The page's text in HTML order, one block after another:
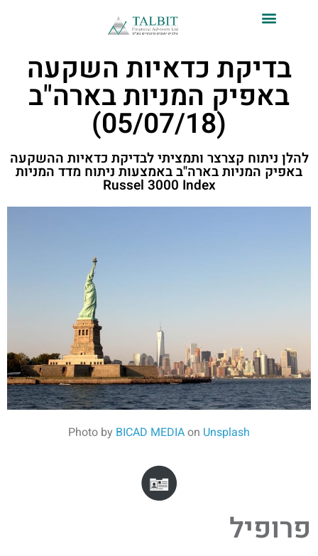
בדיקת כדאיות השקעה
באפיק המניות בארה"ב
(05/07/18)​
להלן ניתוח קצרצר ותמציתי לבדיקת כדאיות ההשקעה
באפיק המניות בארה"ב באמצעות ניתוח מדד המניות
Russel 3000 Index
Photo by BICAD MEDIAon Unsplash
פרופיל